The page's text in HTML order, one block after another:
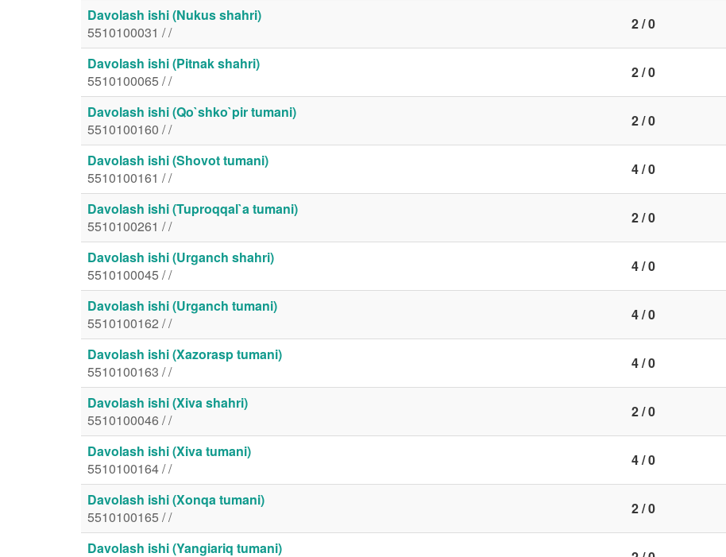
Davolash ishi (Nukus shahri)
5510100031 / /
2 / 0
Davolash ishi (Pitnak shahri)
5510100065 / /
2 / 0
Davolash ishi (Qo`shko`pir tumani)
5510100160 / /
2 / 0
Davolash ishi (Shovot tumani)
5510100161 / /
4 / 0
Davolash ishi (Tuproqqal`a tumani)
5510100261 / /
2 / 0
Davolash ishi (Urganch shahri)
5510100045 / /
4 / 0
Davolash ishi (Urganch tumani)
5510100162 / /
4 / 0
Davolash ishi (Xazorasp tumani)
5510100163 / /
4 / 0
Davolash ishi (Xiva shahri)
5510100046 / /
2 / 0
Davolash ishi (Xiva tumani)
5510100164 / /
4 / 0
Davolash ishi (Xonqa tumani)
5510100165 / /
2 / 0
Davolash ishi (Yangiariq tumani)